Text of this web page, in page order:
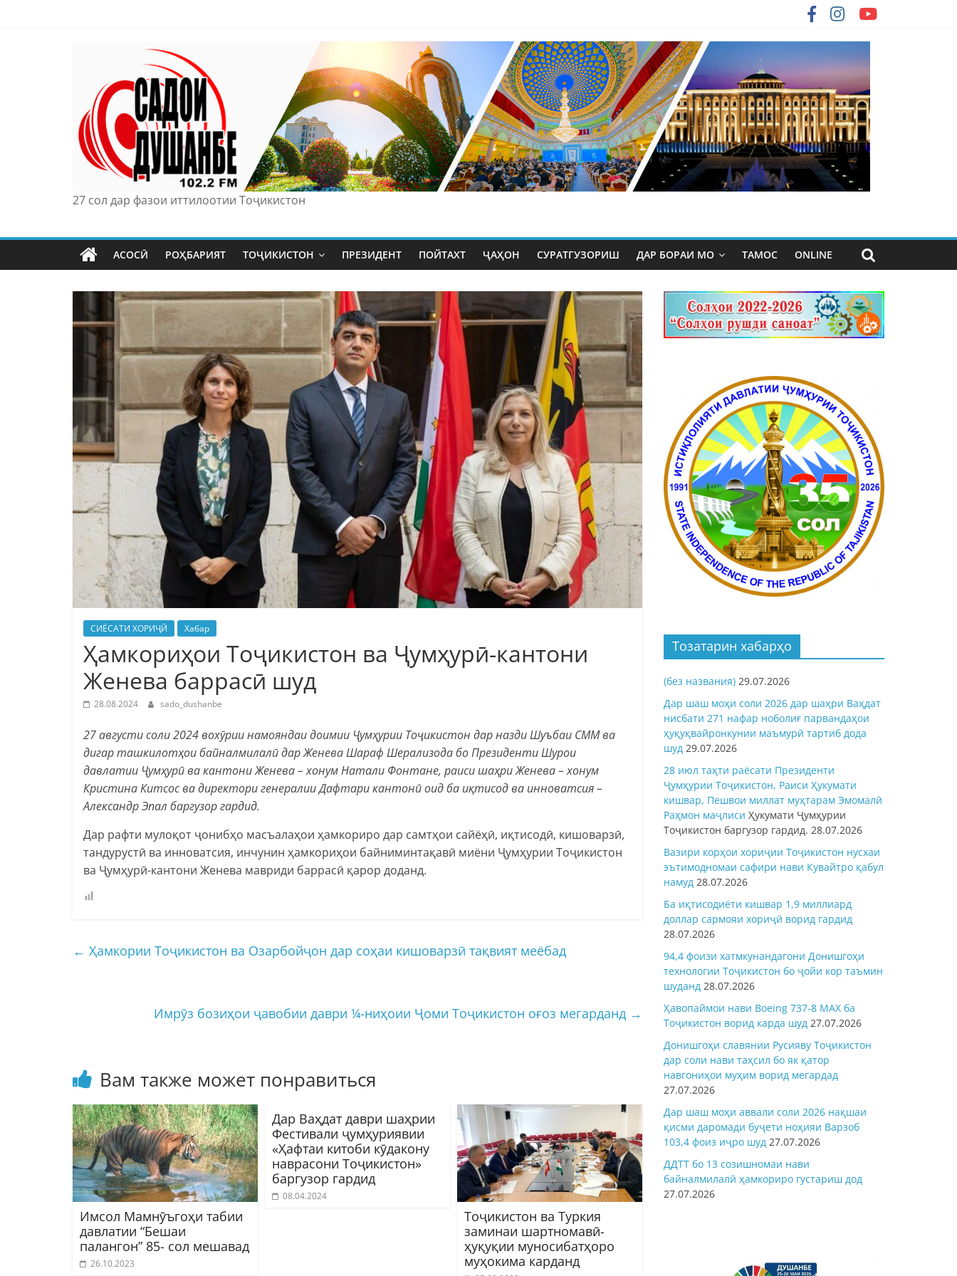
27 сол дар фазои иттилоотии Тоҷикистон
АСОСӢ РОҲБАРИЯТ ТОҶИКИСТОН ПРЕЗИДЕНТ ПОЙТАХТ ҶАҲОН СУРАТГУЗОРИШ ДАР БОРАИ МО ТАМОС ONLINE
СИЁСАТИ ХОРИҶӢ Хабар
Ҳамкориҳои Тоҷикистон ва Ҷумҳурӣ-кантони
Женева баррасӣ шуд
28.08.2024 sado_dushanbe
27 августи соли 2024 вохӯрии намояндаи доимии Ҷумҳурии Тоҷикистон дар назди Шуъбаи СММ ва
дигар ташкилотҳои байналмилалӣ дар Женева Шараф Шерализода бо Президенти Шурои
давлатии Ҷумҳурӣ ва кантони Женева – хонум Натали Фонтане, раиси шаҳри Женева – хонум
Кристина Китсос ва директори генералии Дафтари кантонӣ оид ба иқтисод ва инноватсия –
Александр Эпал баргузор гардид.
Дар рафти мулоқот ҷонибҳо масъалаҳои ҳамкориро дар самтҳои сайёҳӣ, иқтисодӣ, кишоварзӣ,
тандурустӣ ва инноватсия, инчунин ҳамкориҳои байниминтақавӣ миёни Ҷумҳурии Тоҷикистон
ва Ҷумҳурӣ-кантони Женева мавриди баррасӣ қарор доданд.
← Ҳамкории Тоҷикистон ва Озарбойҷон дар соҳаи кишоварзӣ тақвият меёбад
Имрӯз бозиҳои ҷавобии даври ¼-ниҳоии Ҷоми Тоҷикистон оғоз мегарданд →
Вам также может понравиться
Имсол Мамнӯъгоҳи табии
давлатии “Бешаи
палангон” 85- сол мешавад
26.10.2023
Дар Ваҳдат даври шаҳрии
Фестивали ҷумҳуриявии
«Ҳафтаи китоби кӯдакону
наврасони Тоҷикистон»
баргузор гардид
08.04.2024
Тоҷикистон ва Туркия
заминаи шартномавӣ-
ҳуқуқии муносибатҳоро
муҳокима карданд
Тозатарин хабарҳо
(без названия) 29.07.2026
Дар шаш моҳи соли 2026 дар шаҳри Ваҳдат
нисбати 271 нафар ноболиғ парвандаҳои
ҳуқуқвайронкунии маъмурӣ тартиб дода
шуд 29.07.2026
28 июл таҳти раёсати Президенти
Ҷумҳурии Тоҷикистон, Раиси Ҳукумати
кишвар, Пешвои миллат муҳтарам Эмомалӣ
Раҳмон маҷлиси Ҳукумати Ҷумҳурии
Тоҷикистон баргузор гардид. 28.07.2026
Вазири корҳои хориҷии Тоҷикистон нусхаи
эътимодномаи сафири нави Кувайтро қабул
намуд 28.07.2026
Ба иқтисодиёти кишвар 1,9 миллиард
доллар сармояи хориҷӣ ворид гардид
28.07.2026
94,4 фоизи хатмкунандагони Донишгоҳи
технологии Тоҷикистон бо ҷойи кор таъмин
шуданд 28.07.2026
Ҳавопаймои нави Boeing 737-8 MAX ба
Тоҷикистон ворид карда шуд 27.07.2026
Донишгоҳи славянии Русияву Тоҷикистон
дар соли нави таҳсил бо як қатор
навгониҳои муҳим ворид мегардад
27.07.2026
Дар шаш моҳи аввали соли 2026 нақшаи
қисми даромади буҷети ноҳияи Варзоб
103,4 фоиз иҷро шуд 27.07.2026
ДДТТ бо 13 созишномаи нави
байналмилалӣ ҳамкориро густариш дод
27.07.2026